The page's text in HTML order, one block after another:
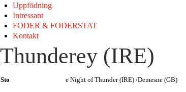
Uppfödning
Intressant
FODER & FODERSTAT
Kontakt
Thunderey (IRE)
Sto e Night of Thunder (IRE) /Demesne (GB)